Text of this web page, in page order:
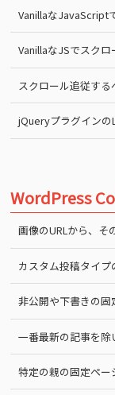
VanillaなJavaScript
VanillaなJSでスク
スクロール追従す
jQueryプラグイン
WordPress
画像のURLから、そ
カスタム投稿タイ
非公開や下書きの
一番最新の記事を除
特定の親の固定ペ